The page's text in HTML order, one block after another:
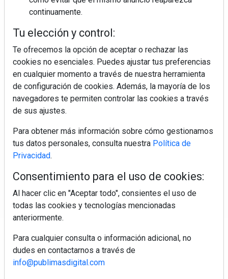
Colágeno, vitamina C y otros activos ¿son más
efectivos en la piel o en suplementos orales?
Regístrate y accede a contenidos
Correo electrónico
continuamente.
Tu elección y control:
Te ofrecemos la opción de aceptar o rechazar las
cookies no esenciales. Puedes ajustar tus preferencias
en cualquier momento a través de nuestra herramienta
de configuración de cookies. Además, la mayoría de los
navegadores te permiten controlar las cookies a través
de sus ajustes.
Para obtener más información sobre cómo gestionamos
tus datos personales, consulta nuestra Política de
Privacidad.
Consentimiento para el uso de cookies:
Al hacer clic en "Aceptar todo", consientes el uso de
todas las cookies y tecnologías mencionadas
anteriormente.
Para cualquier consulta o información adicional, no
dudes en contactarnos a través de
info@publimasdigital.com